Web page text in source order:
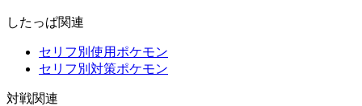
したっぱ関連
セリフ別使用ポケモン
セリフ別対策ポケモン
対戦関連